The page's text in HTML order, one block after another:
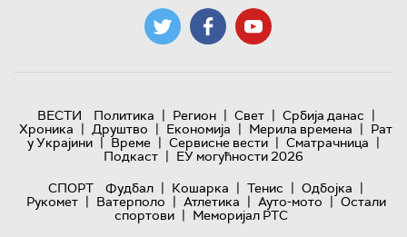
ВЕСТИ Политика | Регион | Свет | Србија данас |
Хроника | Друштво | Економија | Мерила времена | Рат
у Украјини | Време | Сервисне вести | Сматрачница |
Подкаст | ЕУ могућности 2026
СПОРТ
Фудбал | Кошарка | Тенис | Одбојка |
Рукомет | Ватерполо | Атлетика | Ауто-мото | Остали
спортови | Меморијал РТС